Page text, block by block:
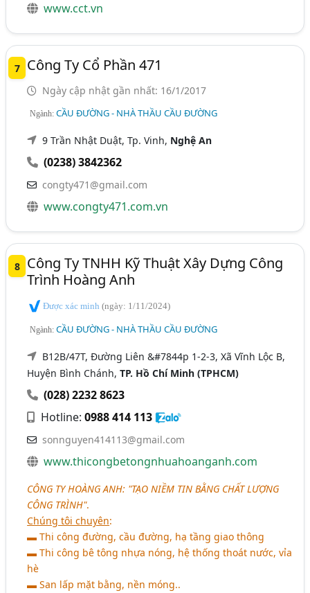
www.cct.vn
7 Công Ty Cổ Phần 471
Ngày cập nhật gần nhất: 16/1/2017
Ngành:CẦU ĐƯỜNG - NHÀ THẦU CẦU ĐƯỜNG
9 Trần Nhật Duật, Tp. Vinh, Nghệ An
(0238) 3842362
congty471@gmail.com
www.congty471.com.vn
8
Công Ty TNHH Kỹ Thuật Xây Dựng Công
Trình Hoàng Anh
Được xác minh(ngày: 1/11/2024)
Ngành:CẦU ĐƯỜNG - NHÀ THẦU CẦU ĐƯỜNG
B12B/47T, Đường Liên &#7844p 1-2-3, Xã Vĩnh Lộc B,
Huyện Bình Chánh,TP. Hồ Chí Minh (TPHCM)
(028) 2232 8623
Hotline:0988 414 113
sonnguyen414113@gmail.com
www.thicongbetongnhuahoanganh.com
CÔNG TY HOÀNG ANH: "TẠO NIỀM TIN BẰNG CHẤT LƯỢNG
CÔNG TRÌNH".
Chúng tôi chuyên:
▬ Thi công đường, cầu đường, hạ tầng giao thông
▬ Thi công bê tông nhựa nóng, hệ thống thoát nước, vỉa
hè
▬ San lấp mặt bằng, nền móng..